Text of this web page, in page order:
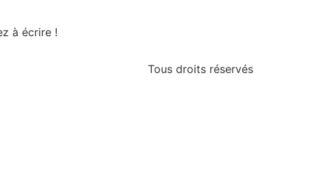
à écrire !
Tous droits réservés